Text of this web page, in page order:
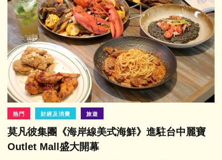
熱門 財經及消費 旅遊
莫凡彼集團《海岸線美式海鮮》進駐台中麗寶
Outlet Mall盛大開幕